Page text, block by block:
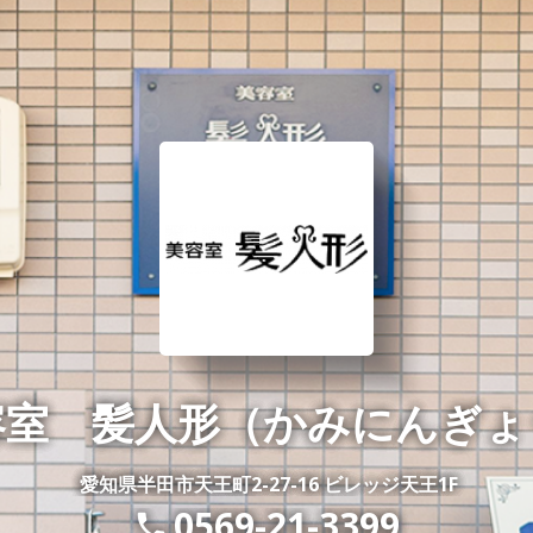
髪人形（かみにんぎ
愛知県半田市天王町2-27-16 ビレッジ天王1F
phone